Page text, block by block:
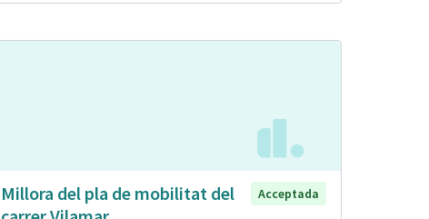
Millora del pla de mobilitat del
Acceptada